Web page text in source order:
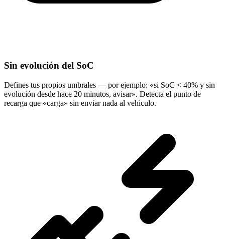
Sin evolución del SoC
Defines tus propios umbrales — por ejemplo: «si SoC < 40% y sin
evolución desde hace 20 minutos, avisar». Detecta el punto de
recarga que «carga» sin enviar nada al vehículo.